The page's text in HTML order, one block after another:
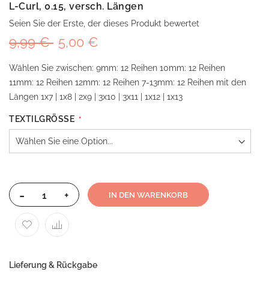
L-Curl, 0.15, versch. Längen
Seien Sie der Erste, der dieses Produkt bewertet
9,99 € 5,00 €
Wählen Sie zwischen: 9mm: 12 Reihen 10mm: 12 Reihen
11mm: 12 Reihen 12mm: 12 Reihen 7-13mm: 12 Reihen mit den
Längen 1x7 | 1x8 | 2x9 | 3x10 | 3x11 | 1x12 | 1x13
TEXTILGRÖSSE
- + IN DEN WARENKORB
Lieferung & Rückgabe